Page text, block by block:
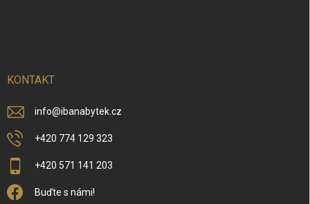
KONTAKT
info@ibanabytek.cz
+420 774 129 323
+420 571 141 203
Buďte s námi!